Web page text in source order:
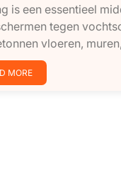
is een essentieel
tegen
vloeren,
MORE